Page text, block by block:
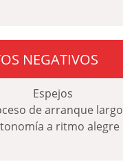
NEGATIVOS
Espejos
de arranque largo
a ritmo alegre